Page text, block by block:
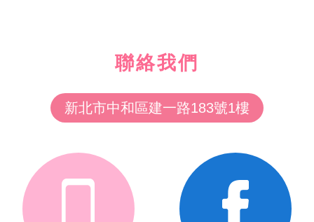
聯絡我們
新北市中和區建一路183號1樓